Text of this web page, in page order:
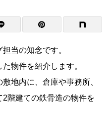
当の知念です。
物件を紹介します。
地内に、倉庫や事務所、
階建ての鉄骨造の物件を